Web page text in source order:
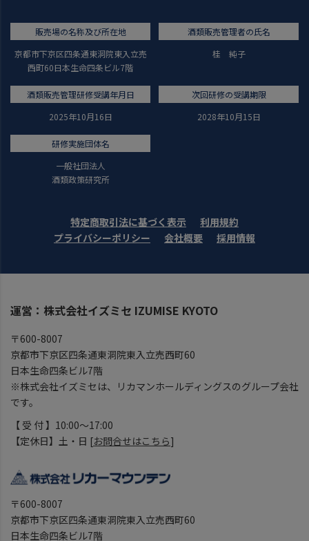
販売場の名称及び所在地
京都市下京区四条通東洞院東入立売
西町60日本生命四条ビル7階
酒類販売管理者の氏名
桂 純子
酒類販売管理研修受講年月日
2025年10月16日
次回研修の受講期限
2028年10月15日
研修実施団体名
一般社団法人
酒類政策研究所
特定商取引法に基づく表示
利用規約
プライバシーポリシー
会社概要 採用情報
運営：株式会社イズミセ IZUMISE KYOTO
〒600-8007
京都市下京区四条通東洞院東入立売西町60
日本生命四条ビル7階
※株式会社イズミセは、リカマンホールディングスのグループ会社
です。
【 受 付 】10:00～17:00
【定休日】土・日 [お問合せはこちら]
〒600-8007
京都市下京区四条通東洞院東入立売西町60
日本生命四条ビル7階